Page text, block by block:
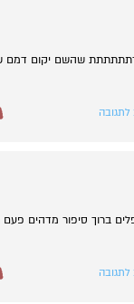
שהשם יקום דמם
לתגובה
ברוך סיפור מדהים
לתגובה